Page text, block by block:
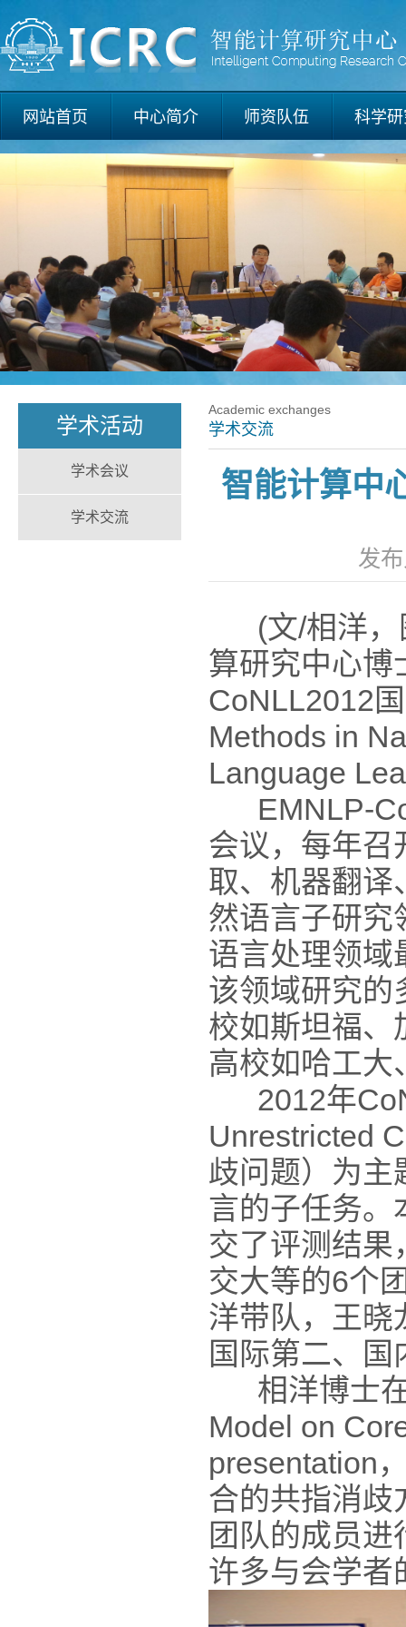
网站首页 中心简介 师资队伍 科学
学术活动
学术会议
学术交流
Academic exchanges
学术交流
智能计算中
发
(文/相洋，
算研究中心博
CoNLL2012
Methods in
Language
EMNLP-
会议，每年召
取、机器翻译
然语言子研究
语言处理领域
该领域研究的
校如斯坦福、
高校如哈工大
2012年
Unrestricted
歧问题）为主
言的子任务。
交了评测结果
交大等的6个
洋带队，王晓
国际第二、
相洋博士在
Model on
presentation
合的共指消歧
团队的成员
许多与会学者